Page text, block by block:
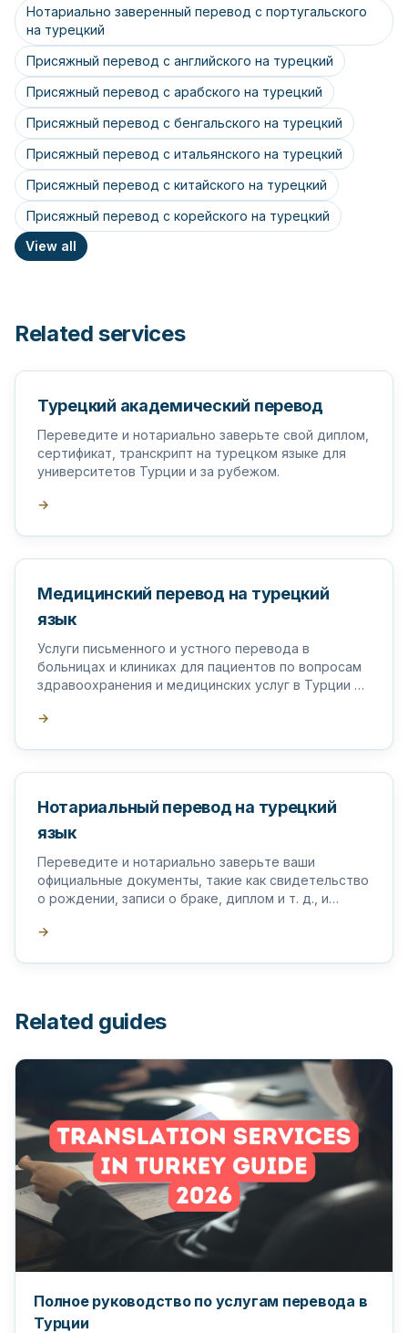
Нотариально заверенный перевод с португальского
на турецкий
Присяжный перевод с английского на турецкий
Присяжный перевод с арабского на турецкий
Присяжный перевод с бенгальского на турецкий
Присяжный перевод с итальянского на турецкий
Присяжный перевод с китайского на турецкий
Присяжный перевод с корейского на турецкий
View all
Related services
Турецкий академический перевод
Переведите и нотариально заверьте свой диплом,
сертификат, транскрипт на турецком языке для
университетов Турции и за рубежом.
→
Медицинский перевод на турецкий
язык
Услуги письменного и устного перевода в
больницах и клиниках для пациентов по вопросам
здравоохранения и медицинских услуг в Турции и
→
Нотариальный перевод на турецкий
язык
Переведите и нотариально заверьте ваши
официальные документы, такие как свидетельство
о рождении, записи о браке, диплом и т. д., и
→
Related guides
Полное руководство по услугам перевода в
Турции